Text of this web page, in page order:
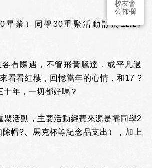
校友會
公佈欄
畢業）同學30重聚活動訂於12/27
有際遇，不管飛黃騰達，或平凡過
看看紅樓，回憶當年的心情，和17 ?
十年，一切都好嗎？
聚活動，主要活動經費來源是靠同學2
帽?、馬克杯等紀念品支出），加上